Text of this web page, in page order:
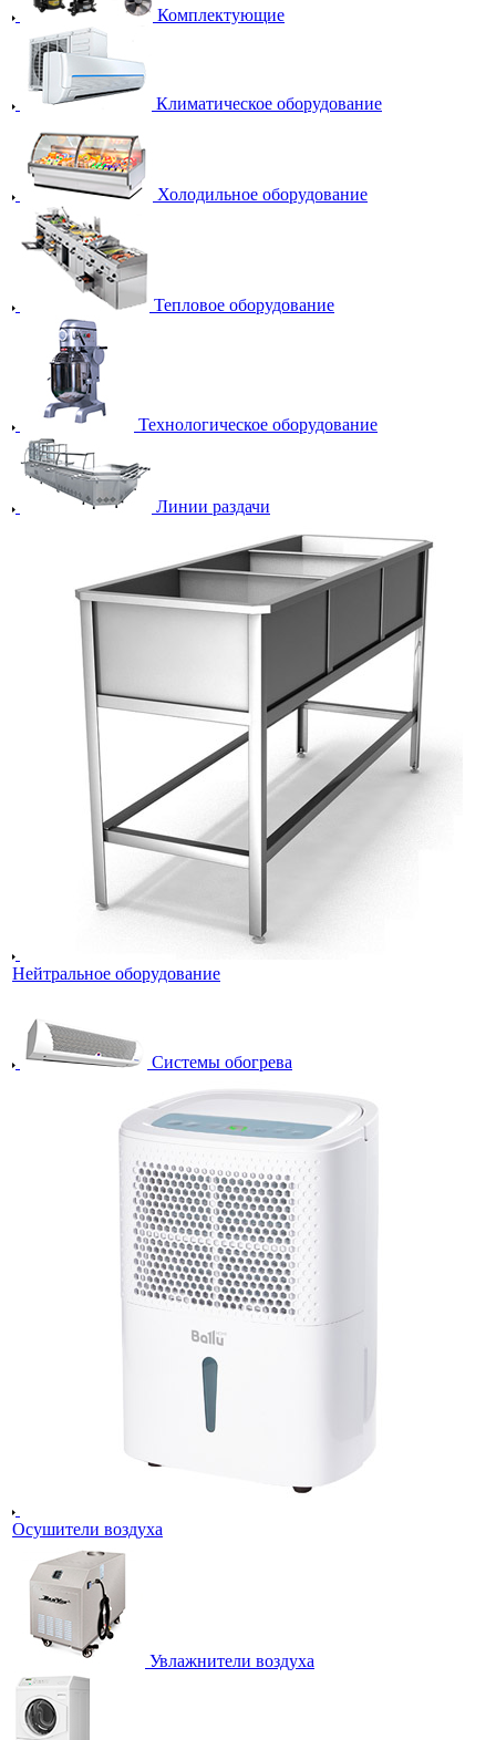
Комплектующие
Климатическое оборудование
Холодильное оборудование
Тепловое оборудование
Технологическое оборудование
Линии раздачи
Нейтральное оборудование
Системы обогрева
Осушители воздуха
Увлажнители воздуха